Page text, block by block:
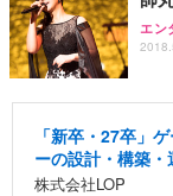
エン
「新卒・27卒」
ーの設計・構築
株式会社LOP